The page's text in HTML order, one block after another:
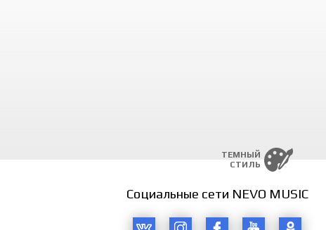
ТЕМНЫЙ
СТИЛЬ
Социальные сети NEVO MUSIC